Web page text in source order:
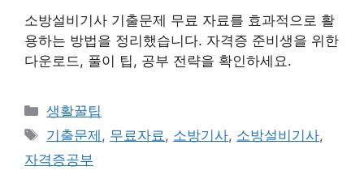
소방설비기사 기출문제 무료 자료를 효과적으로 활
용하는 방법을 정리했습니다. 자격증 준비생을 위한
다운로드, 풀이 팁, 공부 전략을 확인하세요.
카
테
리
생활꿀팁
태
그
기출문제 , 무료자료, 소방기사, 소방설비기사,
자격증공부